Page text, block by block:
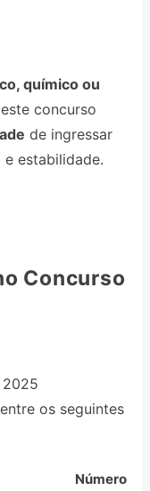
químico ou
concurso
de ingressar
estabilidade.
Concurso
2025
os seguintes
Número de